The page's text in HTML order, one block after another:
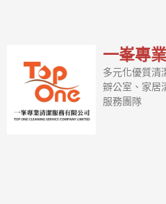
一峯專
多元化優質清
辧公室、家居
服務團隊